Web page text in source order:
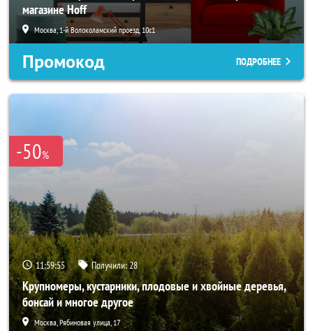
магазине Hoff
Москва, 1-й Волоколамский проезд, 10с1
Промокод ПОДРОБНЕЕ
-50%
11:59:53 Получили:28
Крупномеры, кустарники, плодовые и хвойные деревья,
бонсай и многое другое
Москва, Рябиновая улица, 17